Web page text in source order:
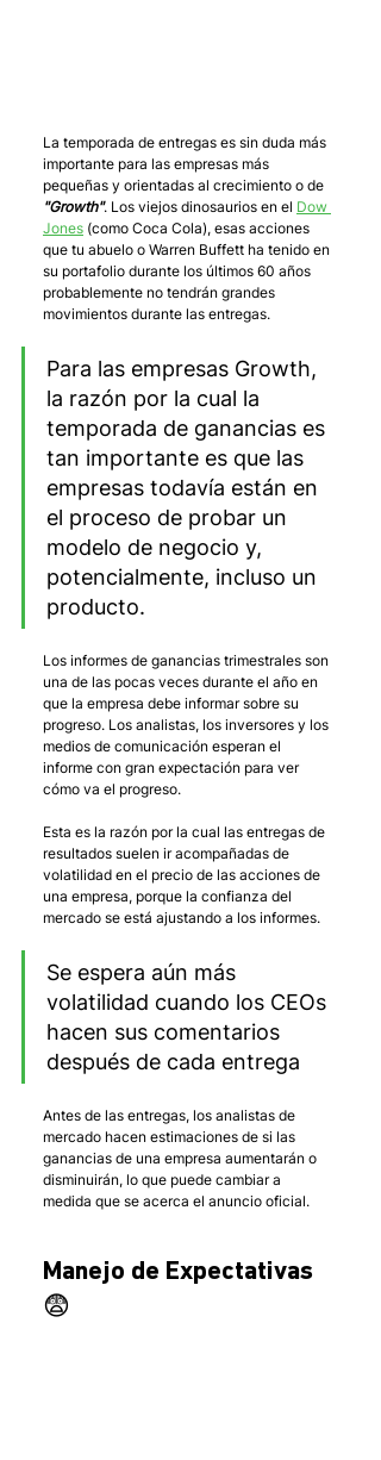
La temporada de entregas es sin duda más
importante para las empresas más
pequeñas y orientadas al crecimiento o de
"Growth". Los viejos dinosaurios ​​en el Dow
Jones (como Coca Cola), esas acciones
que tu abuelo o Warren Buffett ha tenido en
su portafolio durante los últimos 60 años
probablemente no tendrán grandes
movimientos durante las entregas.
Para las empresas Growth,
la razón por la cual la
temporada de ganancias es
tan importante es que las
empresas todavía están en
el proceso de probar un
modelo de negocio y,
potencialmente, incluso un
producto.
Los informes de ganancias trimestrales son
una de las pocas veces durante el año en
que la empresa debe informar sobre su
progreso. Los analistas, los inversores y los
medios de comunicación esperan el
informe con gran expectación para ver
cómo va el progreso.
Esta es la razón por la cual las entregas de
resultados suelen ir acompañadas de
volatilidad en el precio de las acciones de
una empresa, porque la confianza del
mercado se está ajustando a los informes.
Se espera aún más
volatilidad cuando los CEOs
hacen sus comentarios
después de cada entrega
Antes de las entregas, los analistas de
mercado hacen estimaciones de si las
ganancias de una empresa aumentarán o
disminuirán, lo que puede cambiar a
medida que se acerca el anuncio oficial.
Manejo de Expectativas
😨